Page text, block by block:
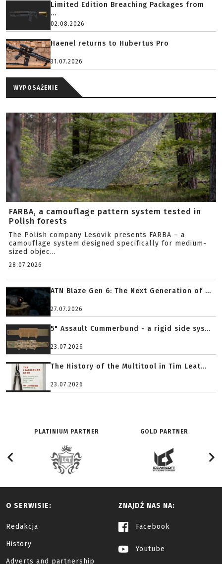
Limited Edition Breaching Packages from
...
02.08.2026
Haenel returns to Hubertus Pro
31.07.2026
WYPOSAŻENIE
FARBA, a camouflage pattern system tested in
Polish forests
The Polish company Lesovik presents FARBA – a
camouflage system designed specifically for medium-
sized objec...
28.07.2026
ATN Blaze Gen 6: The Next Generation of ...
27.07.2026
5" Assault Cummerbund - a rigid side sys...
23.07.2026
The History of the Multitool in Tim Leat...
23.07.2026
PLATINIUM PARTNER GOLD PARTNER
O SERWISIE:
Redakcja
History
Adverts and partnership
ZNAJDŹ NAS NA:
Facebook
Youtube